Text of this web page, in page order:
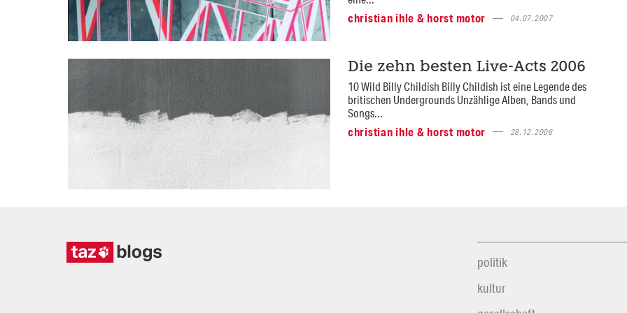
christian ihle & horst motor
04.07.2007
Die zehn besten Live-Acts 2006
10 Wild Billy Childish Billy Childish ist eine Legende des
britischen Undergrounds Unzählige Alben, Bands und
Songs...
christian ihle & horst motor
28.12.2006
politik
kultur